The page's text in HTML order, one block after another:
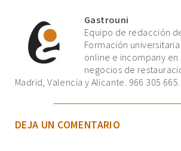
Gastrouni
Equipo de redacción
Formación
online e incompany en
negocios de
Madrid, Valencia y Alicante. 966 305 665.
DEJA UN COMENTARIO